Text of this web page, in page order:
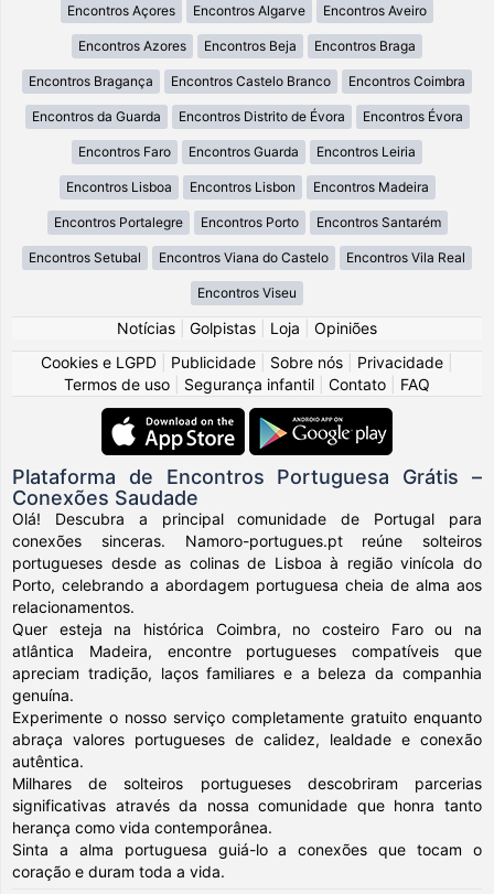
Encontros Açores Encontros Algarve Encontros Aveiro
Encontros Azores Encontros Beja Encontros Braga
Encontros Bragança Encontros Castelo Branco Encontros Coimbra
Encontros da Guarda Encontros Distrito de Évora Encontros Évora
Encontros Faro Encontros Guarda Encontros Leiria
Encontros Lisboa Encontros Lisbon Encontros Madeira
Encontros Portalegre Encontros Porto Encontros Santarém
Encontros Setubal Encontros Viana do Castelo Encontros Vila Real
Encontros Viseu
Notícias Golpistas Loja
Opiniões
Cookies e LGPD
Publicidade Sobre nós Privacidade
Termos de uso
Segurança infantil Contato FAQ
Plataforma de Encontros Portuguesa Grátis –
Conexões Saudade
Olá! Descubra a principal comunidade de Portugal para
conexões sinceras. Namoro-portugues.pt reúne solteiros
portugueses desde as colinas de Lisboa à região vinícola do
Porto, celebrando a abordagem portuguesa cheia de alma aos
relacionamentos.
Quer esteja na histórica Coimbra, no costeiro Faro ou na
atlântica Madeira, encontre portugueses compatíveis que
apreciam tradição, laços familiares e a beleza da companhia
genuína.
Experimente o nosso serviço completamente gratuito enquanto
abraça valores portugueses de calidez, lealdade e conexão
autêntica.
Milhares de solteiros portugueses descobriram parcerias
significativas através da nossa comunidade que honra tanto
herança como vida contemporânea.
Sinta a alma portuguesa guiá-lo a conexões que tocam o
coração e duram toda a vida.